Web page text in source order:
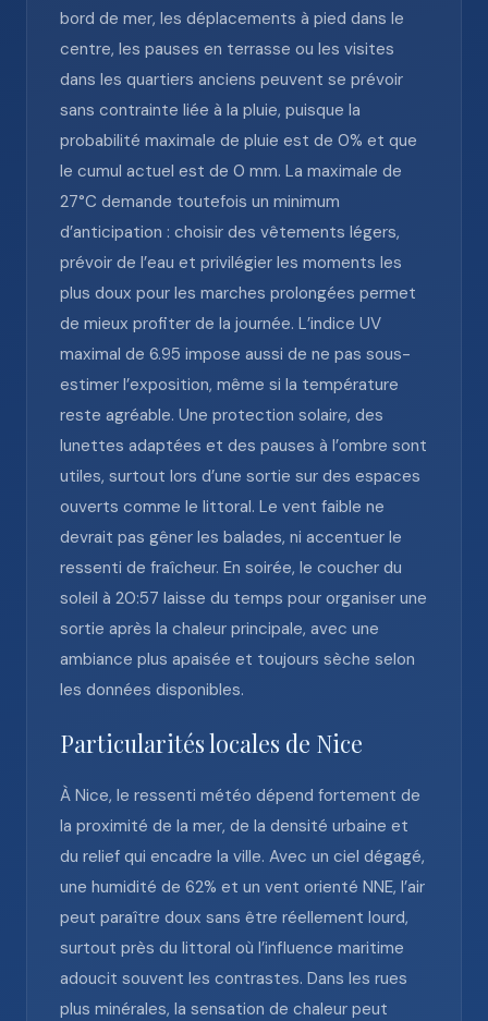
bord de mer, les déplacements à pied dans le
centre, les pauses en terrasse ou les visites
dans les quartiers anciens peuvent se prévoir
sans contrainte liée à la pluie, puisque la
probabilité maximale de pluie est de 0% et que
le cumul actuel est de 0 mm. La maximale de
27°C demande toutefois un minimum
d’anticipation : choisir des vêtements légers,
prévoir de l’eau et privilégier les moments les
plus doux pour les marches prolongées permet
de mieux profiter de la journée. L’indice UV
maximal de 6.95 impose aussi de ne pas sous-
estimer l’exposition, même si la température
reste agréable. Une protection solaire, des
lunettes adaptées et des pauses à l’ombre sont
utiles, surtout lors d’une sortie sur des espaces
ouverts comme le littoral. Le vent faible ne
devrait pas gêner les balades, ni accentuer le
ressenti de fraîcheur. En soirée, le coucher du
soleil à 20:57 laisse du temps pour organiser une
sortie après la chaleur principale, avec une
ambiance plus apaisée et toujours sèche selon
les données disponibles.
Particularités locales de Nice
À Nice, le ressenti météo dépend fortement de
la proximité de la mer, de la densité urbaine et
du relief qui encadre la ville. Avec un ciel dégagé,
une humidité de 62% et un vent orienté NNE, l’air
peut paraître doux sans être réellement lourd,
surtout près du littoral où l’influence maritime
adoucit souvent les contrastes. Dans les rues
plus minérales, la sensation de chaleur peut